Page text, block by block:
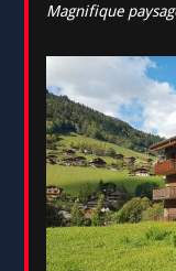
Magnifique